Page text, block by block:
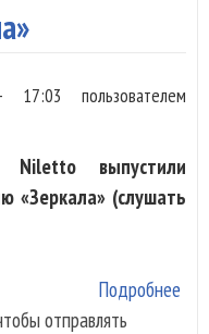
17:03 пользователем
выпустили
«Зеркала» (слушать
Подробнее
отправлять